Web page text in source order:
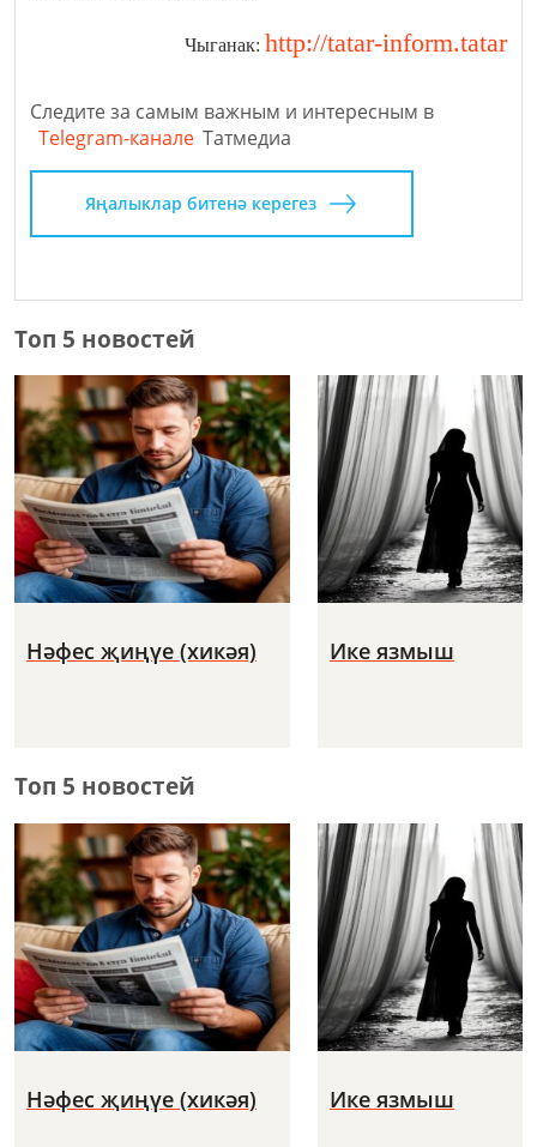
Чыганак: http://tatar-inform.tatar
Следите за самым важным и интересным в
Telegram-канале Татмедиа
Яңалыклар битенә керегез
Топ 5 новостей
Нәфес җиңүе (хикәя) Ике язмыш
Топ 5 новостей
Нәфес җиңүе (хикәя) Ике язмыш